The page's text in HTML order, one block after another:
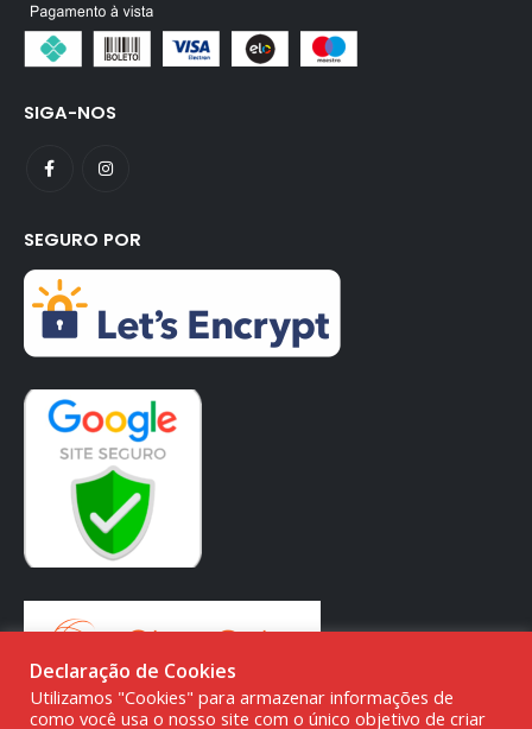
SIGA-NOS
SEGURO POR
Declaração de Cookies
Utilizamos "Cookies" para armazenar informações de
como você usa o nosso site com o único objetivo de criar